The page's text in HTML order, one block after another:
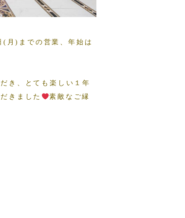
(月)までの営業、年始は
き、とても楽しい１年
きました
素敵なご縁